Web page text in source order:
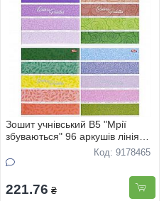
Зошит учнівський В5 "Мрії
збуваються" 96 аркушів лінія
"Стильний зошит" 3466 8шт
Код: 9178465
221.76 ₴